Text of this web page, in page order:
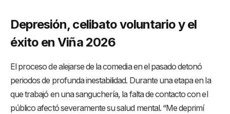
Depresión, celibato voluntario y el
éxito en Viña 2026
El proceso de alejarse de la comedia en el pasado detonó
periodos de profunda inestabilidad. Durante una etapa en la
que trabajó en una sanguchería, la falta de contacto con el
público afectó severamente su salud mental. “Me deprimí